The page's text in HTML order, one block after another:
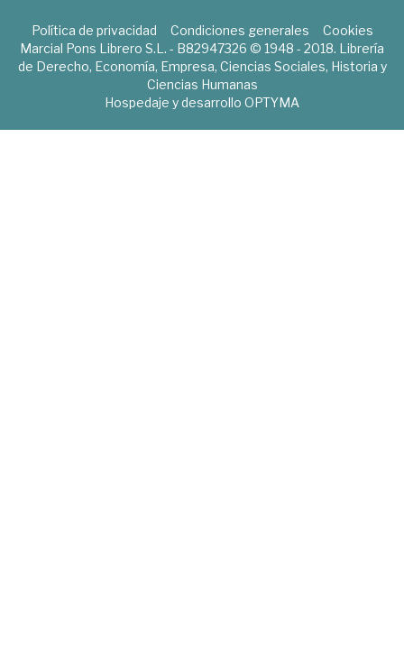
Política de privacidad Condiciones generales
Cookies
Marcial Pons Librero S.L. - B82947326 © 1948 - 2018. Librería
de Derecho, Economía, Empresa, Ciencias Sociales, Historia y
Ciencias Humanas
Hospedaje y desarrollo OPTYMA